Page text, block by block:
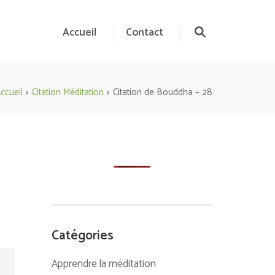
Accueil Contact
> Citation Méditation > Citation de Bouddha – 28
Catégories
Apprendre la méditation